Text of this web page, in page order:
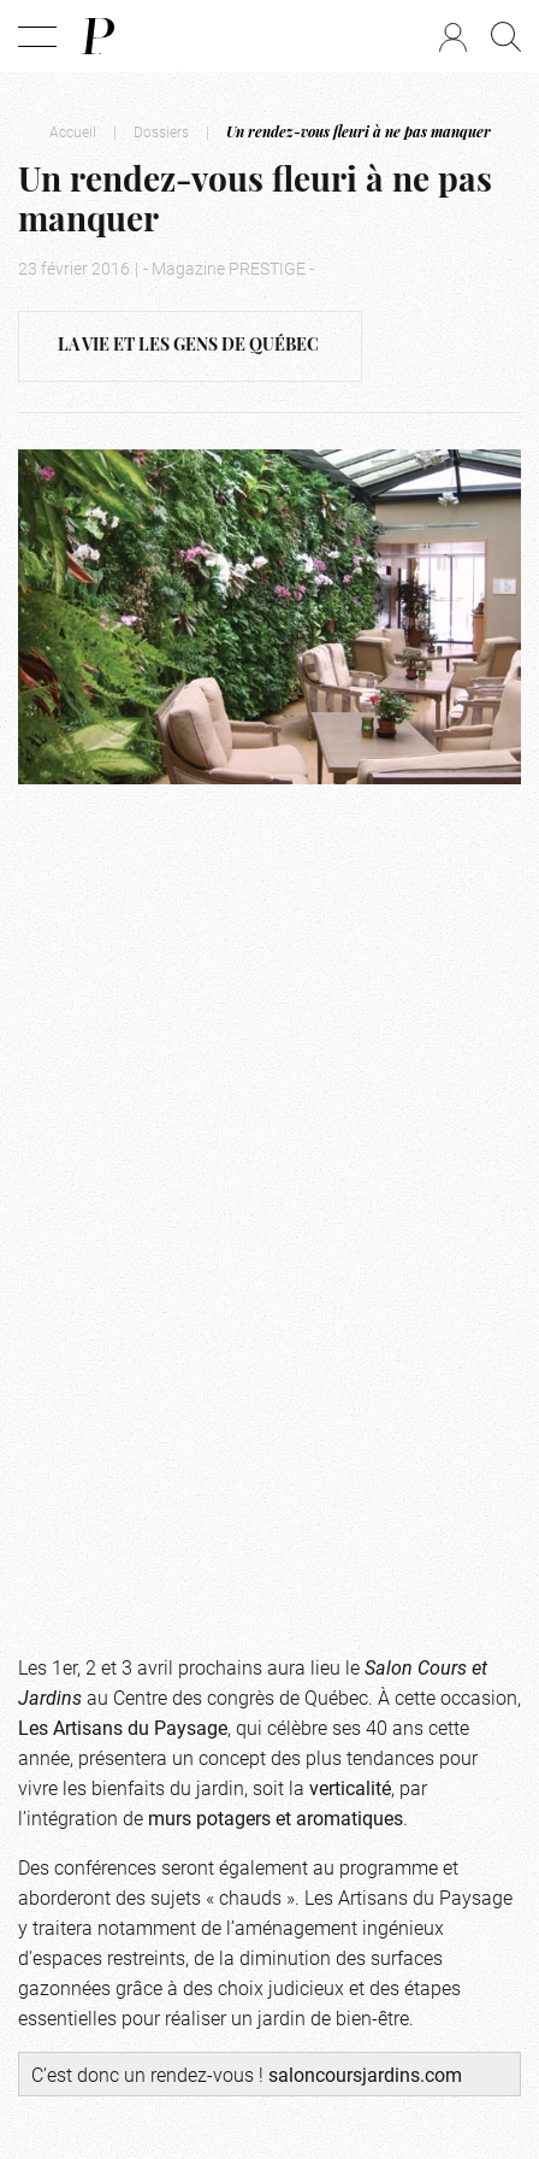
Accueil | Dossiers | Un rendez-vous fleuri à ne pas manquer
Un rendez-vous fleuri à ne pas
manquer
23 février 2016 | - Magazine PRESTIGE -
LA VIE ET LES GENS DE QUÉBEC
Les 1er, 2 et 3 avril prochains aura lieu leSalon Cours et
Jardinsau Centre des congrès de Québec. À cette occasion,
Les Artisans du Paysage, qui célèbre ses 40 ans cette
année, présentera un concept des plus tendances pour
vivre les bienfaits du jardin, soit laverticalité, par
l’intégration demurs potagers et aromatiques.
Des conférences seront également au programme et
aborderont des sujets « chauds ». Les Artisans du Paysage
y traitera notamment de l’aménagement ingénieux
d’espaces restreints, de la diminution des surfaces
gazonnées grâce à des choix judicieux et des étapes
essentielles pour réaliser un jardin de bien-être.
C’est donc un rendez-vous ! saloncoursjardins.com